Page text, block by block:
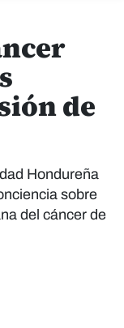
de
Hondureña
sobre
del cáncer de